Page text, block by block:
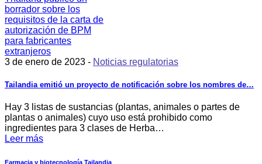
3 de enero de 2023 - Noticias regulatorias
Tailandia emitió un proyecto de notificación sobre los nombres de…
Hay 3 listas de sustancias (plantas, animales o partes de
plantas o animales) cuyo uso está prohibido como
ingredientes para 3 clases de Herba…
Leer más
Farmacia y biotecnología Tailandia